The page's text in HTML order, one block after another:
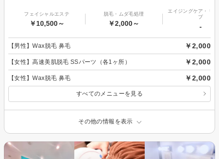
フェイシャルエステ
￥10,500～
脱毛・ムダ毛処理
￥2,000～
エイジングケア・リ
プ
-
【男性】Wax脱毛 鼻毛 ￥2,000
【女性】高速美肌脱毛 SSパーツ（各1ヶ所） ￥2,000
【女性】Wax脱毛 鼻毛 ￥2,000
すべてのメニューを見る
その他の情報を表示